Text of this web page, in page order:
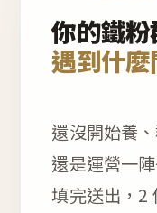
你的鐵粉
遇到什麼
還沒開始養
還是運營一
填完送出，2